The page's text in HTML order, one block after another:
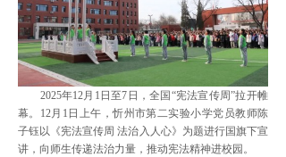
2025年12月1日至7日，全国“宪法宣传周”拉开帷
幕。12月1日上午，忻州市第二实验小学党员教师陈
子钰以《宪法宣传周 法治入人心》为题进行国旗下宣
讲，向师生传递法治力量，推动宪法精神进校园。